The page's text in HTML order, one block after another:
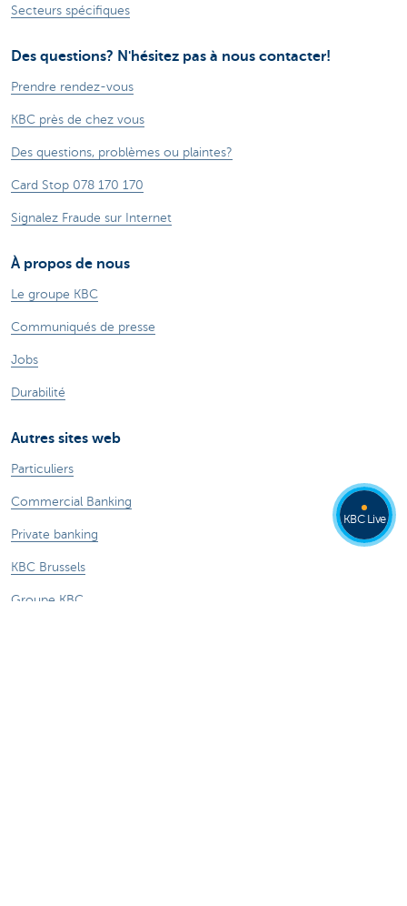
Secteurs spécifiques
Des questions? N'hésitez pas à nous contacter!
Prendre rendez-vous
KBC près de chez vous
Des questions, problèmes ou plaintes?
Card Stop 078 170 170
Signalez Fraude sur Internet
À propos de nous
Le groupe KBC
Communiqués de presse
Jobs
Durabilité
Autres sites web
Particuliers
Commercial Banking
Private banking
KBC Brussels
Groupe KBC
KBC Live